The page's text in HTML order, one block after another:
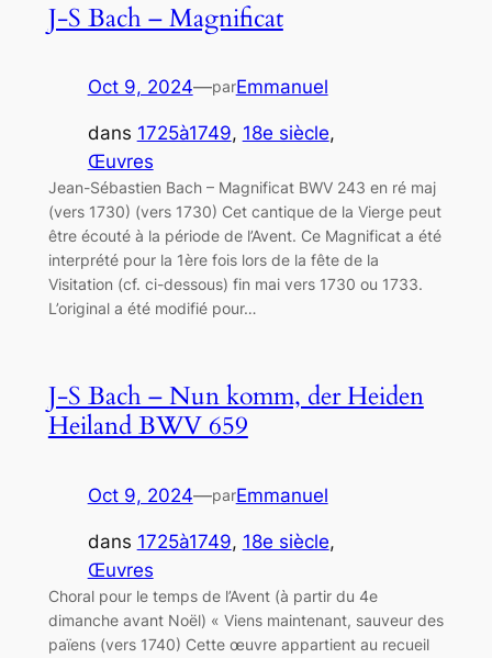
J-S Bach – Magnificat
Oct 9, 2024—parEmmanuel
dans 1725à1749, 18e siècle
Œuvres
Jean-Sébastien Bach – Magnificat BWV 243 en ré maj
(vers 1730) (vers 1730) Cet cantique de la Vierge peut
être écouté à la période de l’Avent. Ce Magnificat a été
interprété pour la 1ère fois lors de la fête de la
Visitation (cf. ci-dessous) fin mai vers 1730 ou 1733.
L’original a été modifié pour…
J-S Bach – Nun komm, der Heiden
Heiland BWV 659
Oct 9, 2024—parEmmanuel
dans 1725à1749, 18e siècle
Œuvres
Choral pour le temps de l’Avent (à partir du 4e
dimanche avant Noël) « Viens maintenant, sauveur des
païens (vers 1740) Cette œuvre appartient au recueil